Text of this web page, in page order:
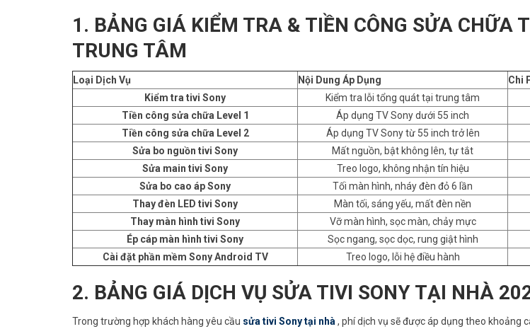
1. BẢNG GIÁ KIỂM TRA & TIỀN CÔNG SỬA CHỮA
TRUNG TÂM
Loại Dịch Vụ Nội Dung Áp Dụng
Chi
Kiểm tra tivi Sony
Kiểm tra lỗi tổng quát tại trung tâm
Tiền công sửa chữa Level 1
Áp dụng TV Sony dưới 55 inch
Tiền công sửa chữa Level 2
Áp dụng TV Sony từ 55 inch trở lên
Sửa bo nguồn tivi Sony
Mất nguồn, bật không lên, tự tắt
Sửa main tivi Sony
Treo logo, không nhận tín hiệu
Sửa bo cao áp Sony
Tối màn hình, nháy đèn đỏ 6 lần
Thay đèn LED tivi Sony
Màn tối, sáng yếu, mất đèn nền
Thay màn hình tivi Sony
Vỡ màn hình, sọc màn, chảy mực
Ép cáp màn hình tivi Sony
Sọc ngang, sọc dọc, rung giật hình
Cài đặt phần mềm Sony Android TV
Treo logo, lỗi hệ điều hành
2. BẢNG GIÁ DỊCH VỤ SỬA TIVI SONY TẠI NHÀ
Trong trường hợp khách hàng yêu cầu sửa tivi Sony tại nhà , phí dịch vụ sẽ được áp dụng theo khoảng